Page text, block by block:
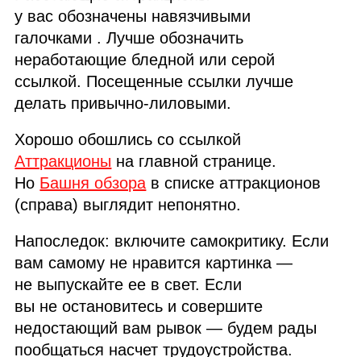
у вас обозначены навязчивыми
галочками . Лучше обозначить
неработающие бледной или серой
ссылкой. Посещенные ссылки лучше
делать привычно‑лиловыми.
Хорошо обошлись со ссылкой
Аттракционы на главной странице.
Но Башня обзора в списке аттракционов
(справа) выглядит непонятно.
Напоследок: включите самокритику. Если
вам самому не нравится картинка —
не выпускайте ее в свет. Если
вы не остановитесь и совершите
недостающий вам рывок — будем рады
пообщаться насчет трудоустройства.